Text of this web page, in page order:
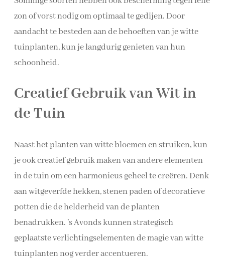
zon of vorst nodig om optimaal te gedijen. Door
aandacht te besteden aan de behoeften van je witte
tuinplanten, kun je langdurig genieten van hun
schoonheid.
Creatief Gebruik van Wit in
de Tuin
Naast het planten van witte bloemen en struiken, kun
je ook creatief gebruik maken van andere elementen
in de tuin om een harmonieus geheel te creëren. Denk
aan witgeverfde hekken, stenen paden of decoratieve
potten die de helderheid van de planten
benadrukken. ’s Avonds kunnen strategisch
geplaatste verlichtingselementen de magie van witte
tuinplanten nog verder accentueren.